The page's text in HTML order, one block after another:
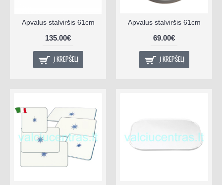
Apvalus stalviršis 61cm
135.00€
Į KREPŠELĮ
Apvalus stalviršis 61cm
69.00€
Į KREPŠELĮ